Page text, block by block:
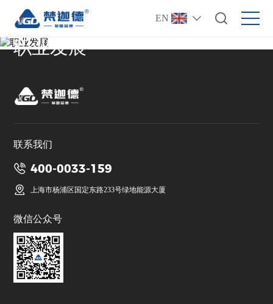
EN
职业发展
联系我们
400-0033-159
上海市杨浦区国定东路233号绿地能源大厦
微信公众号